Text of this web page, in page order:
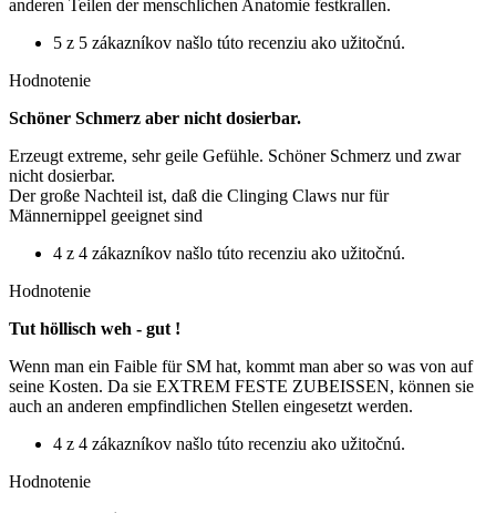
anderen Teilen der menschlichen Anatomie festkrallen.
5 z 5 zákazníkov našlo túto recenziu ako užitočnú.
Hodnotenie
Schöner Schmerz aber nicht dosierbar.
Erzeugt extreme, sehr geile Gefühle. Schöner Schmerz und zwar
nicht dosierbar.
Der große Nachteil ist, daß die Clinging Claws nur für
Männernippel geeignet sind
4 z 4 zákazníkov našlo túto recenziu ako užitočnú.
Hodnotenie
Tut höllisch weh - gut !
Wenn man ein Faible für SM hat, kommt man aber so was von auf
seine Kosten. Da sie EXTREM FESTE ZUBEISSEN, können sie
auch an anderen empfindlichen Stellen eingesetzt werden.
4 z 4 zákazníkov našlo túto recenziu ako užitočnú.
Hodnotenie